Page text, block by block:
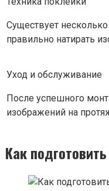
Существует
правильно натирать
Уход и обслуживание
После успешного
изображений на
Как